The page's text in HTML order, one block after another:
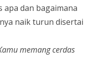
dan bagaimana
naik turun disertai
memang cerdas